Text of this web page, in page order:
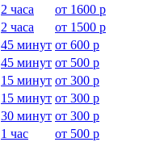
2 часа от 1600 р
2 часа от 1500 р
45 минут от 600 р
45 минут от 500 р
15 минут от 300 р
15 минут от 300 р
30 минут от 300 р
1 час от 500 р